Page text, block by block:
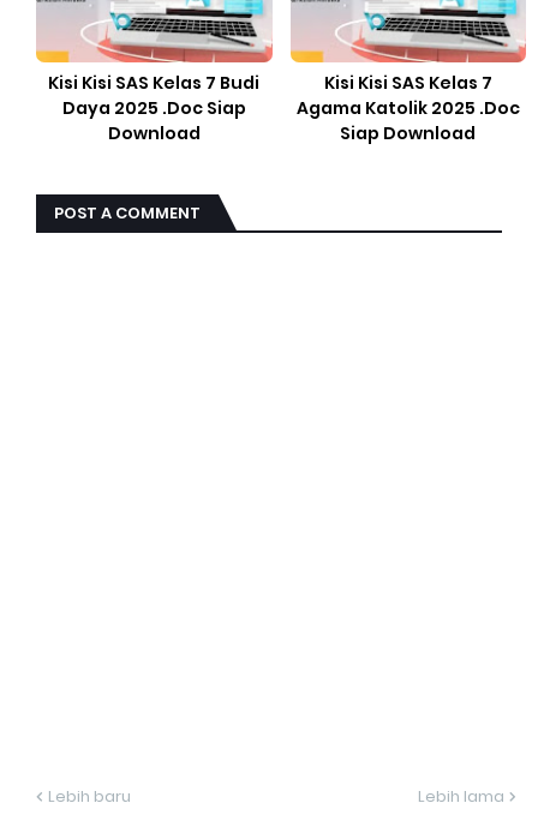
Kisi Kisi SAS Kelas 7 Budi
Daya 2025 .Doc Siap
Download
Kisi Kisi SAS Kelas 7
Agama Katolik 2025 .Doc
Siap Download
POST A COMMENT
Lebih baru Lebih lama